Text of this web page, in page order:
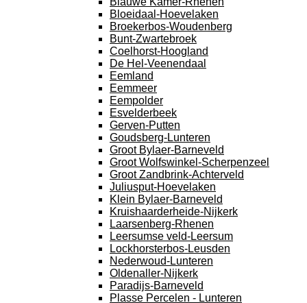
Bloeidaal-Hoevelaken
Broekerbos-Woudenberg
Bunt-Zwartebroek
Coelhorst-Hoogland
De Hel-Veenendaal
Eemland
Eemmeer
Eempolder
Esvelderbeek
Gerven-Putten
Goudsberg-Lunteren
Groot Bylaer-Barneveld
Groot Wolfswinkel-Scherpenzeel
Groot Zandbrink-Achterveld
Juliusput-Hoevelaken
Klein Bylaer-Barneveld
Kruishaarderheide-Nijkerk
Laarsenberg-Rhenen
Leersumse veld-Leersum
Lockhorsterbos-Leusden
Nederwoud-Lunteren
Oldenaller-Nijkerk
Paradijs-Barneveld
Plasse Percelen - Lunteren